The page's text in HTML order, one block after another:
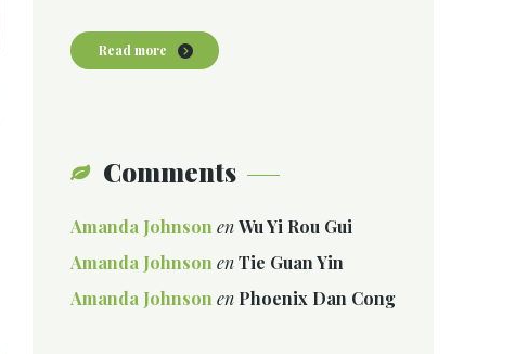
Read more
Comments
Amanda Johnson enWu Yi Rou Gui
Amanda Johnson enTie Guan Yin
Amanda Johnson en Phoenix Dan Cong